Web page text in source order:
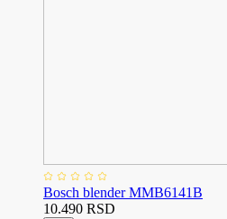
Bosch blender MMB6141B
10.490 RSD